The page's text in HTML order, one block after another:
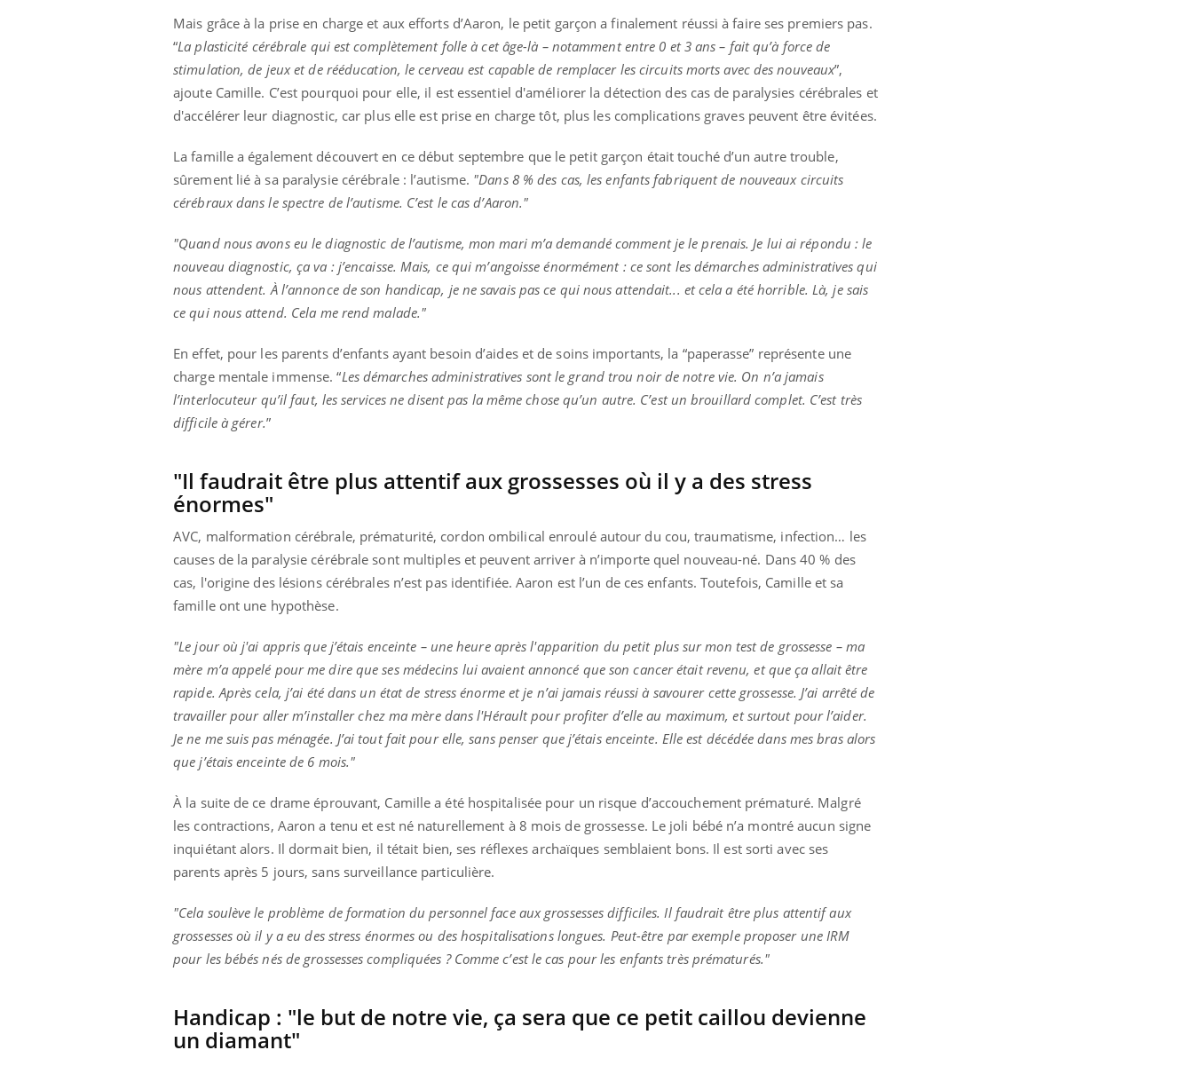
Mais grâce à la prise en charge et aux efforts d’Aaron, le petit garçon a finalement réussi à faire ses premiers pas.
“La plasticité cérébrale qui est complètement folle à cet âge-là – notamment entre 0 et 3 ans – fait qu’à force de
stimulation, de jeux et de rééducation, le cerveau est capable de remplacer les circuits morts avec des nouveaux”,
ajoute Camille. C’est pourquoi pour elle, il est essentiel d'améliorer la détection des cas de paralysies cérébrales et
d'accélérer leur diagnostic, car plus elle est prise en charge tôt, plus les complications graves peuvent être évitées.
La famille a également découvert en ce début septembre que le petit garçon était touché d’un autre trouble,
sûrement lié à sa paralysie cérébrale : l’autisme. "Dans 8 % des cas, les enfants fabriquent de nouveaux circuits
cérébraux dans le spectre de l’autisme. C’est le cas d’Aaron."
"Quand nous avons eu le diagnostic de l’autisme, mon mari m’a demandé comment je le prenais. Je lui ai répondu : le
nouveau diagnostic, ça va : j’encaisse. Mais, ce qui m’angoisse énormément : ce sont les démarches administratives qui
nous attendent. À l’annonce de son handicap, je ne savais pas ce qui nous attendait... et cela a été horrible. Là, je sais
ce qui nous attend. Cela me rend malade."
En effet, pour les parents d’enfants ayant besoin d’aides et de soins importants, la “paperasse” représente une
charge mentale immense. “Les démarches administratives sont le grand trou noir de notre vie. On n’a jamais
l’interlocuteur qu’il faut, les services ne disent pas la même chose qu’un autre. C’est un brouillard complet. C’est très
difficile à gérer.”
"Il faudrait être plus attentif aux grossesses où il y a des stress
énormes"
AVC, malformation cérébrale, prématurité, cordon ombilical enroulé autour du cou, traumatisme, infection… les
causes de la paralysie cérébrale sont multiples et peuvent arriver à n’importe quel nouveau-né. Dans 40 % des
cas, l'origine des lésions cérébrales n’est pas identifiée. Aaron est l’un de ces enfants. Toutefois, Camille et sa
famille ont une hypothèse.
"Le jour où j'ai appris que j’étais enceinte – une heure après l'apparition du petit plus sur mon test de grossesse – ma
mère m’a appelé pour me dire que ses médecins lui avaient annoncé que son cancer était revenu, et que ça allait être
rapide. Après cela, j’ai été dans un état de stress énorme et je n’ai jamais réussi à savourer cette grossesse. J’ai arrêté de
travailler pour aller m’installer chez ma mère dans l'Hérault pour profiter d’elle au maximum, et surtout pour l’aider.
Je ne me suis pas ménagée. J’ai tout fait pour elle, sans penser que j’étais enceinte. Elle est décédée dans mes bras alors
que j’étais enceinte de 6 mois."
À la suite de ce drame éprouvant, Camille a été hospitalisée pour un risque d’accouchement prématuré. Malgré
les contractions, Aaron a tenu et est né naturellement à 8 mois de grossesse. Le joli bébé n’a montré aucun signe
inquiétant alors. Il dormait bien, il tétait bien, ses réflexes archaïques semblaient bons. Il est sorti avec ses
parents après 5 jours, sans surveillance particulière.
"Cela soulève le problème de formation du personnel face aux grossesses difficiles. Il faudrait être plus attentif aux
grossesses où il y a eu des stress énormes ou des hospitalisations longues. Peut-être par exemple proposer une IRM
pour les bébés nés de grossesses compliquées ? Comme c’est le cas pour les enfants très prématurés."
Handicap : "le but de notre vie, ça sera que ce petit caillou devienne
un diamant"